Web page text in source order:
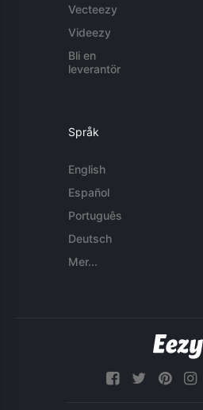
Vecteezy
Videezy
Bli en
leverantör
Språk
English
Español
Português
Deutsch
Mer...